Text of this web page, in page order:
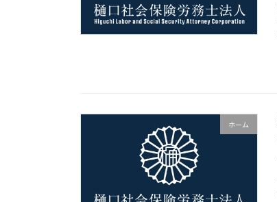
ホーム